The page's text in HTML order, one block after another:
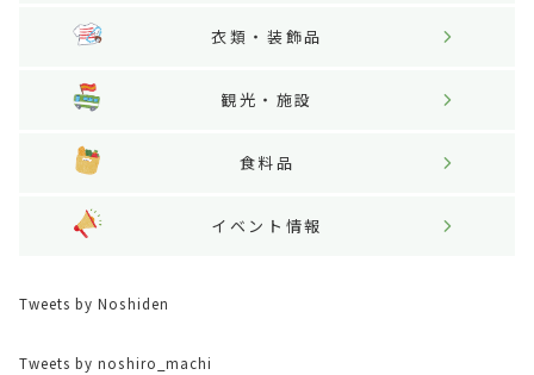
衣類・装飾品
観光・施設
食料品
イベント情報
Tweets by Noshiden
Tweets by noshiro_machi